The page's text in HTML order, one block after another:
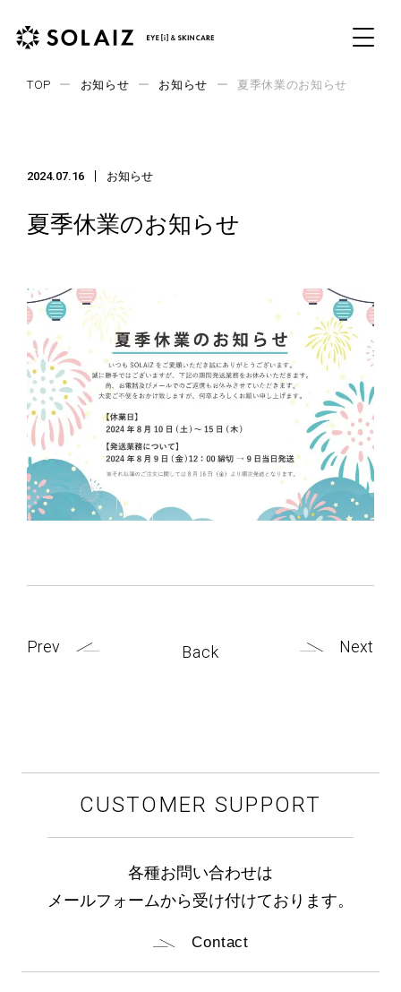
Products商品
About SOLAIZ
Contents特集
Company会社情報
My Pageマイページ
TOP ー お知らせ ー お知らせ ー 夏季休業のお知らせ
2024.07.16 お知らせ
夏季休業のお知らせ
Prev Back Next
CUSTOMER SUPPORT
各種お問い合わせは
メールフォームから受け付けております。
Contact